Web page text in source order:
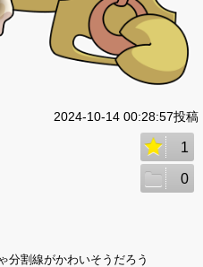
2024-10-14 00:28:57投稿
1
0
分割線がかわいそうだろう